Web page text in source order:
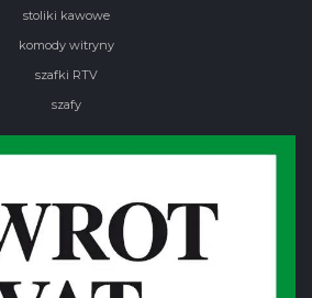
stoliki kawowe
komody witryny
szafki RTV
szafy